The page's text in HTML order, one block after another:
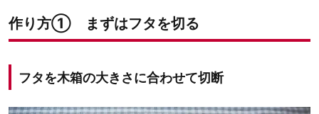
作り方① まずはフタを切る
フタを木箱の大きさに合わせて切断